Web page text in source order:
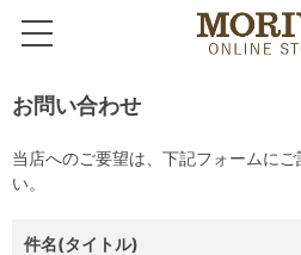
お問い合わせ
当店へのご要望は、下記フォームに
い。
件名(タイトル)